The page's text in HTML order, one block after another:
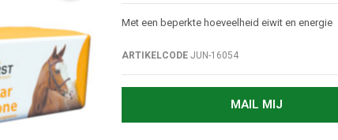
Met een beperkte hoeveelheid eiwit en energie
ARTIKELCODEJUN-16054
MAIL MIJ